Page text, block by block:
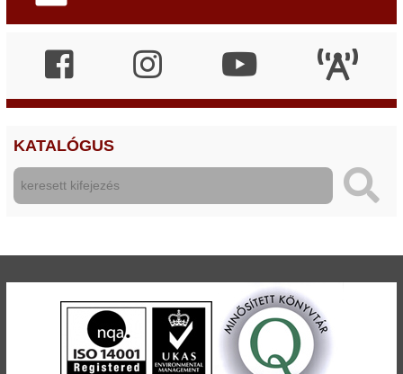
KATALÓGUS